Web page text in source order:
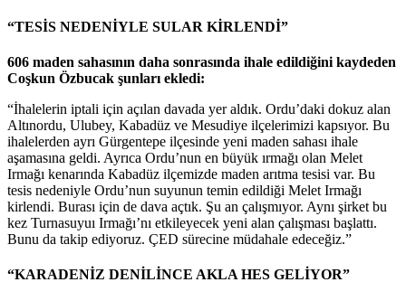
“TESİS NEDENİYLE SULAR KİRLENDİ”
606 maden sahasının daha sonrasında ihale edildiğini kaydeden
Coşkun Özbucak şunları ekledi:
“İhalelerin iptali için açılan davada yer aldık. Ordu’daki dokuz alan
Altınordu, Ulubey, Kabadüz ve Mesudiye ilçelerimizi kapsıyor. Bu
ihalelerden ayrı Gürgentepe ilçesinde yeni maden sahası ihale
aşamasına geldi. Ayrıca Ordu’nun en büyük ırmağı olan Melet
Irmağı kenarında Kabadüz ilçemizde maden arıtma tesisi var. Bu
tesis nedeniyle Ordu’nun suyunun temin edildiği Melet Irmağı
kirlendi. Burası için de dava açtık. Şu an çalışmıyor. Aynı şirket bu
kez Turnasuyuı Irmağı’nı etkileyecek yeni alan çalışması başlattı.
Bunu da takip ediyoruz. ÇED sürecine müdahale edeceğiz.”
“KARADENİZ DENİLİNCE AKLA HES GELİYOR”